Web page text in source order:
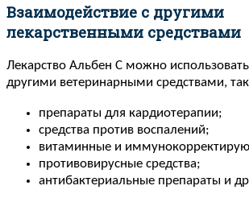
Взаимодействие с другими
лекарственными средствами
Лекарство Альбен С можно
другими ветеринарными средствами,
препараты для кардиотерапии;
средства против воспалений;
витаминные и
противовирусные средства;
антибактериальные препараты и